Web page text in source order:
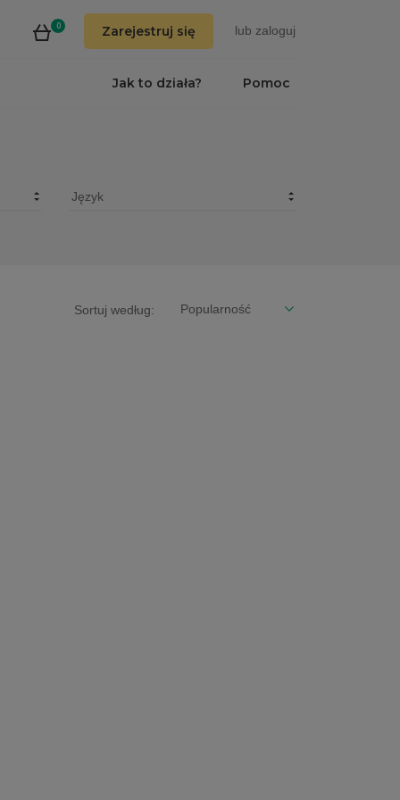
0 Zarejestruj się lub zaloguj
Pomoc
Jak to działa?
Sortuj według: